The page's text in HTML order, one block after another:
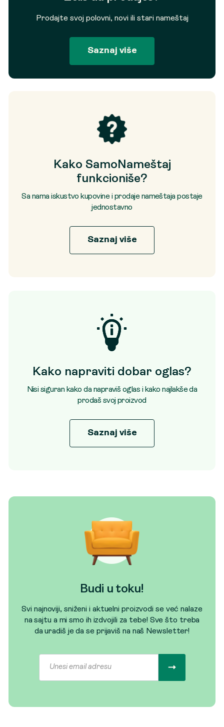
Prodajte svoj polovni, novi ili stari nameštaj
Saznaj više
Kako SamoNameštaj
funkcioniše?
Sa nama iskustvo kupovine i prodaje nameštaja postaje
jednostavno
Saznaj više
Kako napraviti dobar oglas?
Nisi siguran kako da napraviš oglas i kako najlakše da
prodaš svoj proizvod
Saznaj više
Budi u toku!
Svi najnoviji, sniženi i aktuelni proizvodi se već nalaze
na sajtu a mi smo ih izdvojili za tebe! Sve što treba
da uradiš je da se prijaviš na naš Newsletter!